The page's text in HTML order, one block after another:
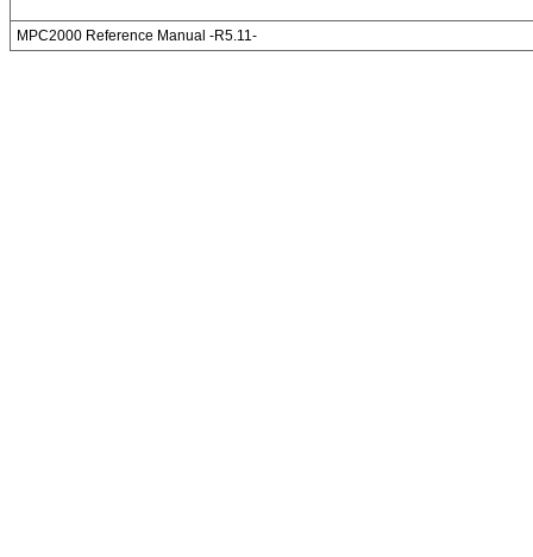
MPC2000 Reference Manual -R5.11-